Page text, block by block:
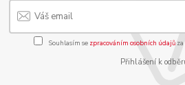
Souhlasím se zpracováním osobních údajůza
Přihlášení k